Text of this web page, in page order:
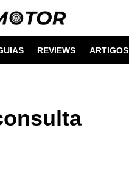
REVIEWS ARTIGOS